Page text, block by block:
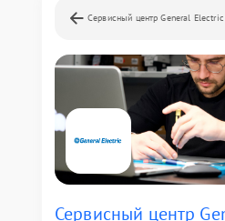
Сервисный центр General Electric
Сервисный центр